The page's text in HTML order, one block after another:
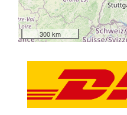
300 km